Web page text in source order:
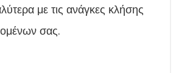
με τις ανάγκες κλήσης
σας.